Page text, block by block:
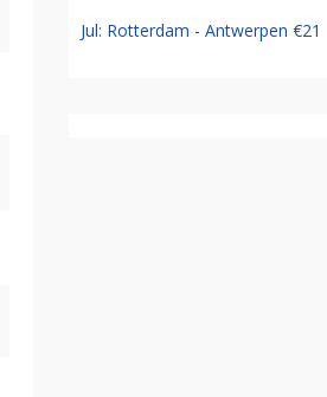
Jul: Rotterdam - Antwerpen €21